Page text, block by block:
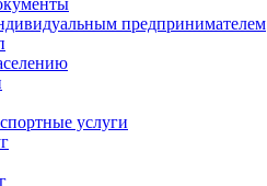
предпринимателем
услуги